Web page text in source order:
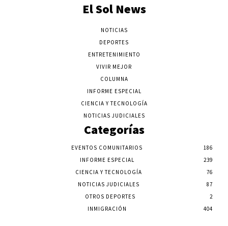
El Sol News
NOTICIAS
DEPORTES
ENTRETENIMIENTO
VIVIR MEJOR
COLUMNA
INFORME ESPECIAL
CIENCIA Y TECNOLOGÍA
NOTICIAS JUDICIALES
Categorías
EVENTOS COMUNITARIOS
186
INFORME ESPECIAL
239
CIENCIA Y TECNOLOGÍA
76
NOTICIAS JUDICIALES
87
OTROS DEPORTES
2
INMIGRACIÓN
404